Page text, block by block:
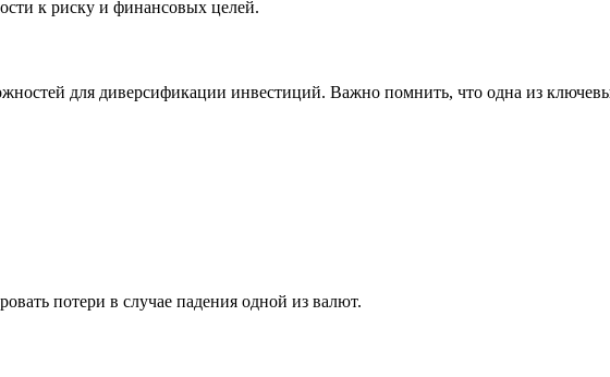
к риску и финансовых целей.
для диверсификации инвестиций. Важно помнить, что одна из
потери в случае падения одной из валют.